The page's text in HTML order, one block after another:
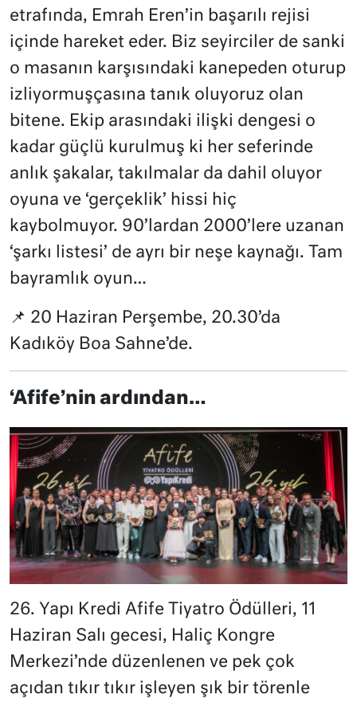
etrafında, Emrah Eren’in başarılı rejisi
içinde hareket eder. Biz seyirciler de sanki
o masanın karşısındaki kanepeden oturup
izliyormuşçasına tanık oluyoruz olan
bitene. Ekip arasındaki ilişki dengesi o
kadar güçlü kurulmuş ki her seferinde
anlık şakalar, takılmalar da dahil oluyor
oyuna ve ‘gerçeklik’ hissi hiç
kaybolmuyor. 90’lardan 2000’lere uzanan
‘şarkı listesi’ de ayrı bir neşe kaynağı. Tam
bayramlık oyun…
📌 20 Haziran Perşembe, 20.30’da
Kadıköy Boa Sahne’de.
‘Afife’nin ardından…
26. Yapı Kredi Afife Tiyatro Ödülleri, 11
Haziran Salı gecesi, Haliç Kongre
Merkezi’nde düzenlenen ve pek çok
açıdan tıkır tıkır işleyen şık bir törenle